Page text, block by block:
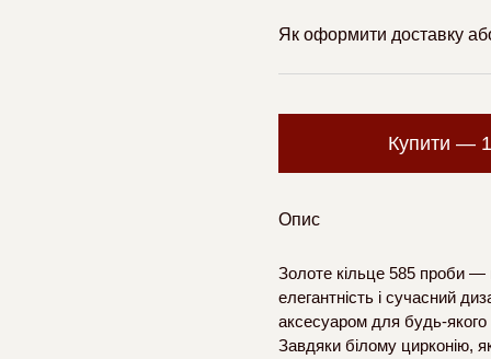
Як оформити доставку
Купити —
Опис
Золоте кільце 585 проби —
елегантність і сучасний
аксесуаром для будь-
Завдяки білому цирконію,